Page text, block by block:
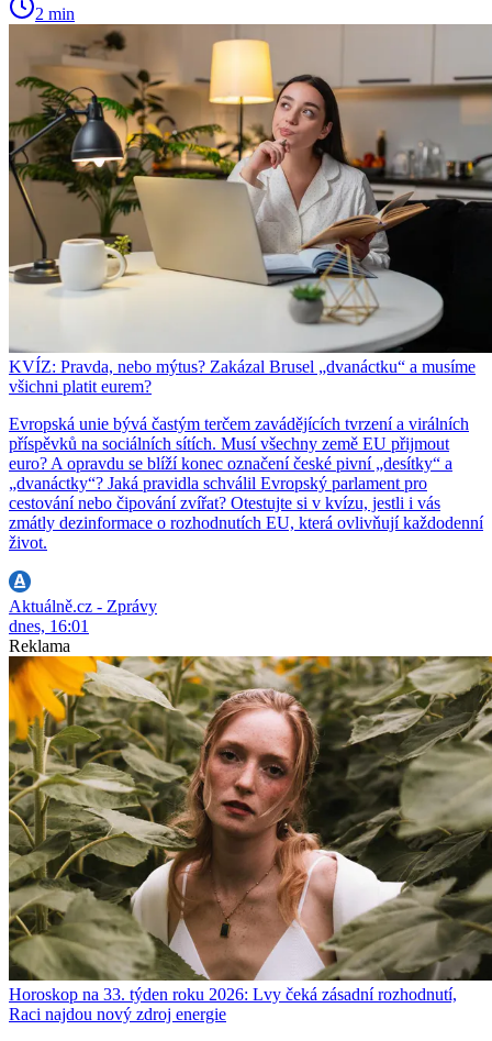
2 min
KVÍZ: Pravda, nebo mýtus? Zakázal Brusel „dvanáctku“ a musíme
všichni platit eurem?
Evropská unie bývá častým terčem zavádějících tvrzení a virálních
příspěvků na sociálních sítích. Musí všechny země EU přijmout
euro? A opravdu se blíží konec označení české pivní „desítky“ a
„dvanáctky“? Jaká pravidla schválil Evropský parlament pro
cestování nebo čipování zvířat? Otestujte si v kvízu, jestli i vás
zmátly dezinformace o rozhodnutích EU, která ovlivňují každodenní
život.
Aktuálně.cz - Zprávy
dnes, 16:01
Reklama
Horoskop na 33. týden roku 2026: Lvy čeká zásadní rozhodnutí,
Raci najdou nový zdroj energie